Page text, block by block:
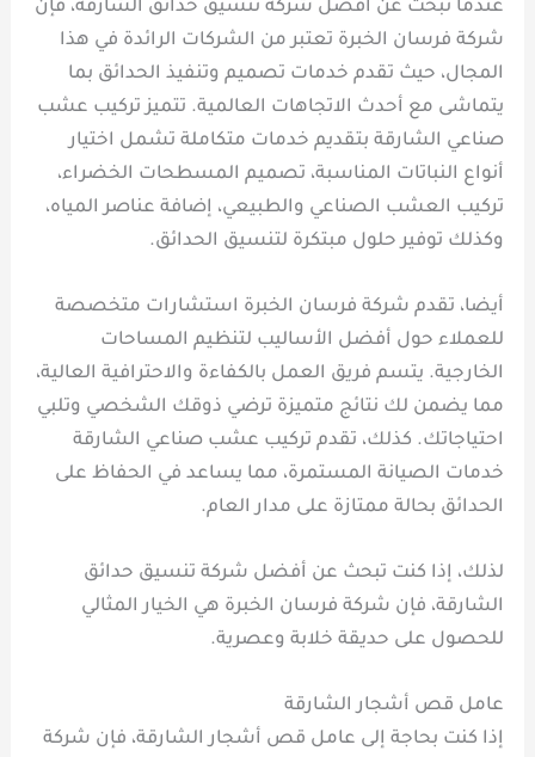
عندما تبحث عن أفضل شركة تنسيق حدائق الشارقة، فإن
شركة فرسان الخبرة تعتبر من الشركات الرائدة في هذا
المجال، حيث تقدم خدمات تصميم وتنفيذ الحدائق بما
يتماشى مع أحدث الاتجاهات العالمية. تتميز تركيب عشب
صناعي الشارقة بتقديم خدمات متكاملة تشمل اختيار
أنواع النباتات المناسبة، تصميم المسطحات الخضراء،
تركيب العشب الصناعي والطبيعي، إضافة عناصر المياه،
وكذلك توفير حلول مبتكرة لتنسيق الحدائق.
أيضا، تقدم شركة فرسان الخبرة استشارات متخصصة
للعملاء حول أفضل الأساليب لتنظيم المساحات
الخارجية. يتسم فريق العمل بالكفاءة والاحترافية العالية،
مما يضمن لك نتائج متميزة ترضي ذوقك الشخصي وتلبي
احتياجاتك. كذلك، تقدم تركيب عشب صناعي الشارقة
خدمات الصيانة المستمرة، مما يساعد في الحفاظ على
الحدائق بحالة ممتازة على مدار العام.
لذلك، إذا كنت تبحث عن أفضل شركة تنسيق حدائق
الشارقة، فإن شركة فرسان الخبرة هي الخيار المثالي
للحصول على حديقة خلابة وعصرية.
عامل قص أشجار الشارقة
إذا كنت بحاجة إلى عامل قص أشجار الشارقة، فإن شركة